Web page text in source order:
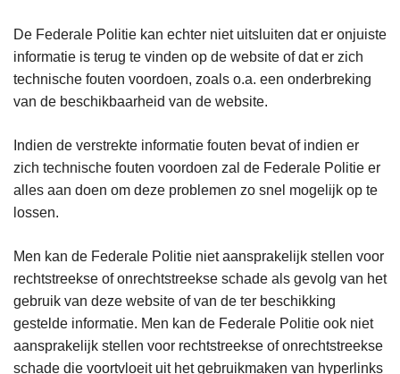
De Federale Politie kan echter niet uitsluiten dat er onjuiste
informatie is terug te vinden op de website of dat er zich
technische fouten voordoen, zoals o.a. een onderbreking
van de beschikbaarheid van de website.
Indien de verstrekte informatie fouten bevat of indien er
zich technische fouten voordoen zal de Federale Politie er
alles aan doen om deze problemen zo snel mogelijk op te
lossen.
Men kan de Federale Politie niet aansprakelijk stellen voor
rechtstreekse of onrechtstreekse schade als gevolg van het
gebruik van deze website of van de ter beschikking
gestelde informatie. Men kan de Federale Politie ook niet
aansprakelijk stellen voor rechtstreekse of onrechtstreekse
schade die voortvloeit uit het gebruikmaken van hyperlinks